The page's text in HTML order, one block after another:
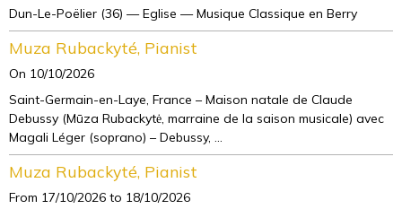
Dun-Le-Poëlier (36) — Eglise — Musique Classique en Berry
Muza Rubackyté, Pianist
On 10/10/2026
Saint-Germain-en-Laye, France – Maison natale de Claude
Debussy (Mūza Rubackytė, marraine de la saison musicale) avec
Magali Léger (soprano) – Debussy, ...
Muza Rubackyté, Pianist
From 17/10/2026 to 18/10/2026